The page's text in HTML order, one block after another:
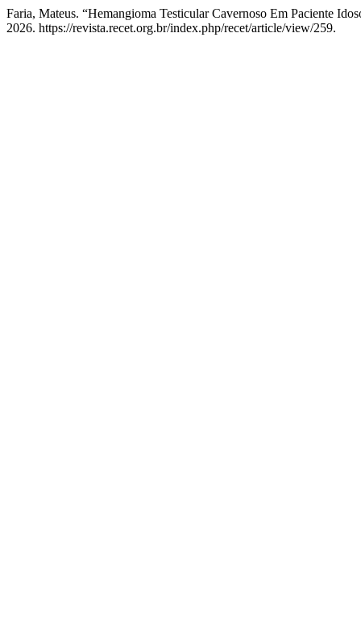
Faria, Mateus. “Hemangioma Testicular Cavernoso Em Paciente
2026. https://revista.recet.org.br/index.php/recet/article/view/259.